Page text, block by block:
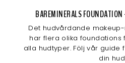
BAREMINERALS
Det hudvårdande
har flera olika foundations
alla hudtyper. Följ vår
din